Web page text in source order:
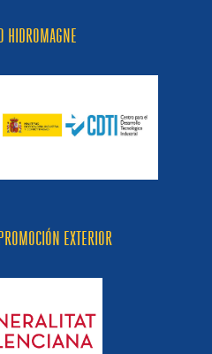
HIDROMAGNE
EXTERIOR